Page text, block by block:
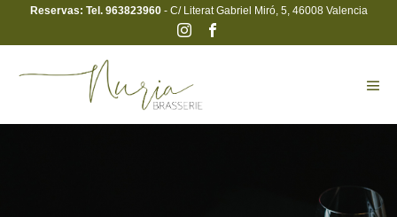
Reservas: Tel. 963823960- C/ Literat Gabriel Miró, 5, 46008 Valencia